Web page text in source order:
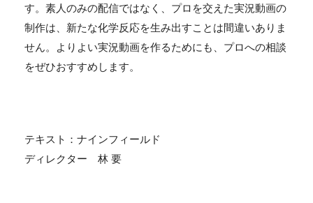
す。素人のみの配信ではなく、プロを交えた実況動画の
制作は、新たな化学反応を生み出すことは間違いありま
せん。よりよい実況動画を作るためにも、プロへの相談
をぜひおすすめします。
テキスト：ナインフィールド
ディレクター 林 要